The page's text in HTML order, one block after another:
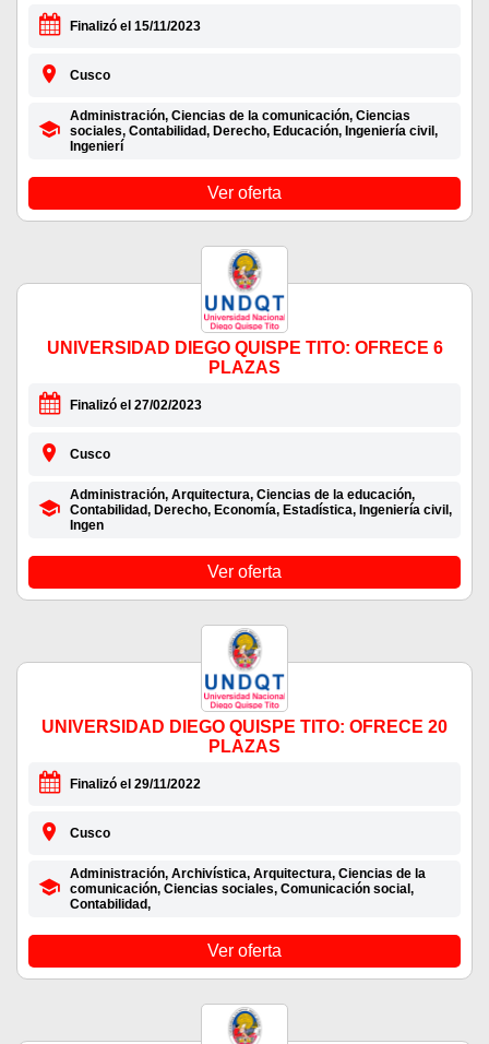
Finalizó el 15/11/2023
Cusco
Administración, Ciencias de la comunicación, Ciencias
sociales, Contabilidad, Derecho, Educación, Ingeniería civil,
Ingenierí
Ver oferta
UNIVERSIDAD DIEGO QUISPE TITO: OFRECE 6
PLAZAS
Finalizó el 27/02/2023
Cusco
Administración, Arquitectura, Ciencias de la educación,
Contabilidad, Derecho, Economía, Estadística, Ingeniería civil,
Ingen
Ver oferta
UNIVERSIDAD DIEGO QUISPE TITO: OFRECE 20
PLAZAS
Finalizó el 29/11/2022
Cusco
Administración, Archivística, Arquitectura, Ciencias de la
comunicación, Ciencias sociales, Comunicación social,
Contabilidad,
Ver oferta